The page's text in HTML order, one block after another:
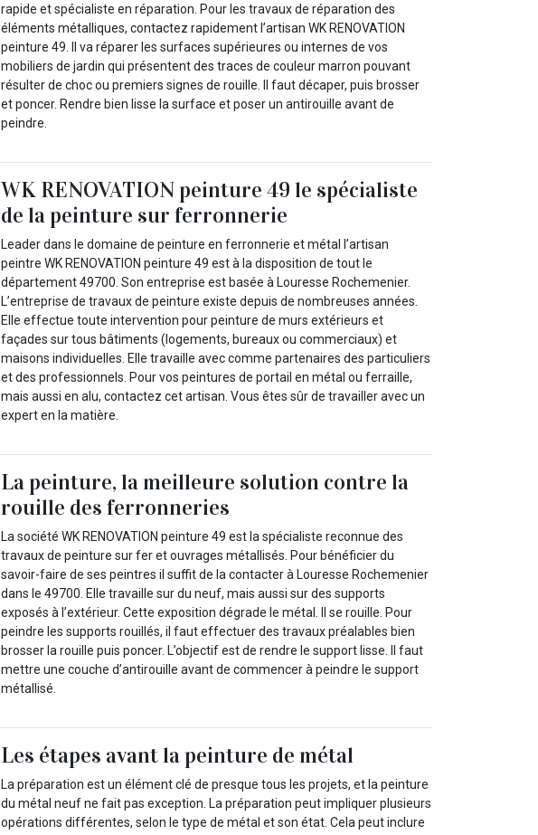
rapide et spécialiste en réparation. Pour les travaux de réparation des
éléments métalliques, contactez rapidement l’artisan WK RENOVATION
peinture 49. Il va réparer les surfaces supérieures ou internes de vos
mobiliers de jardin qui présentent des traces de couleur marron pouvant
résulter de choc ou premiers signes de rouille. Il faut décaper, puis brosser
et poncer. Rendre bien lisse la surface et poser un antirouille avant de
peindre.
WK RENOVATION peinture 49 le spécialiste
de la peinture sur ferronnerie
Leader dans le domaine de peinture en ferronnerie et métal l’artisan
peintre WK RENOVATION peinture 49 est à la disposition de tout le
département 49700. Son entreprise est basée à Louresse Rochemenier.
L’entreprise de travaux de peinture existe depuis de nombreuses années.
Elle effectue toute intervention pour peinture de murs extérieurs et
façades sur tous bâtiments (logements, bureaux ou commerciaux) et
maisons individuelles. Elle travaille avec comme partenaires des particuliers
et des professionnels. Pour vos peintures de portail en métal ou ferraille,
mais aussi en alu, contactez cet artisan. Vous êtes sûr de travailler avec un
expert en la matière.
La peinture, la meilleure solution contre la
rouille des ferronneries
La société WK RENOVATION peinture 49 est la spécialiste reconnue des
travaux de peinture sur fer et ouvrages métallisés. Pour bénéficier du
savoir-faire de ses peintres il suffit de la contacter à Louresse Rochemenier
dans le 49700. Elle travaille sur du neuf, mais aussi sur des supports
exposés à l’extérieur. Cette exposition dégrade le métal. Il se rouille. Pour
peindre les supports rouillés, il faut effectuer des travaux préalables bien
brosser la rouille puis poncer. L’objectif est de rendre le support lisse. Il faut
mettre une couche d’antirouille avant de commencer à peindre le support
métallisé.
Les étapes avant la peinture de métal
La préparation est un élément clé de presque tous les projets, et la peinture
du métal neuf ne fait pas exception. La préparation peut impliquer plusieurs
opérations différentes, selon le type de métal et son état. Cela peut inclure